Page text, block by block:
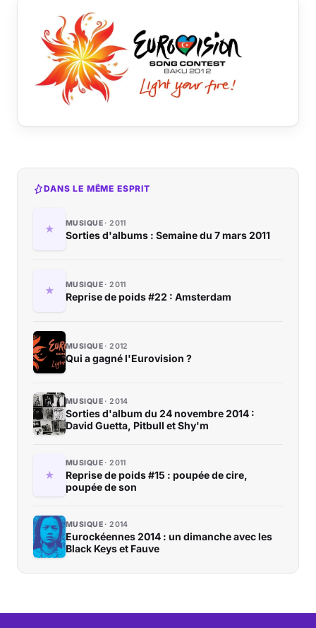
DANS LE MÊME ESPRIT
MUSIQUE 2011
Sorties d'albums : Semaine du 7 mars 2011
MUSIQUE 2011
Reprise de poids #22 : Amsterdam
MUSIQUE 2012
Qui a gagné l'Eurovision ?
MUSIQUE 2014
Sorties d'album du 24 novembre 2014 :
David Guetta, Pitbull et Shy'm
MUSIQUE 2011
Reprise de poids #15 : poupée de cire,
poupée de son
MUSIQUE 2014
Eurockéennes 2014 : un dimanche avec les
Black Keys et Fauve